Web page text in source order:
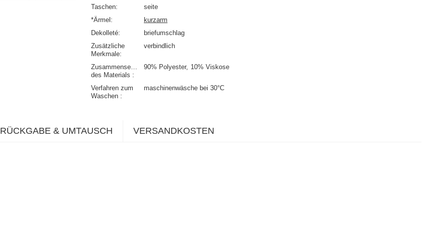
Taschen
seite
*Ärmel
kurzarm
Dekolleté
briefumschlag
Zusätzliche
Merkmale
verbindlich
Zusammensetzung
des Materials
90% Polyester 10% Viskose
Verfahren zum
Waschen
maschinenwäsche bei 30°C
RÜCKGABE & UMTAUSCH VERSANDKOSTEN